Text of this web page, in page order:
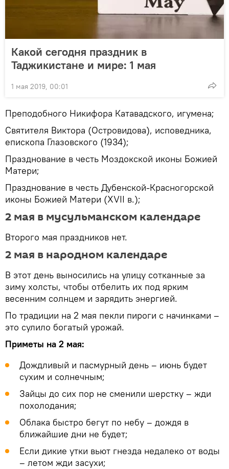
Какой сегодня праздник в
Таджикистане и мире: 1 мая
1 мая 2019, 00:01
Преподобного Никифора Катавадского, игумена;
Святителя Виктора (Островидова), исповедника,
епископа Глазовского (1934);
Празднование в честь Моздокской иконы Божией
Матери;
Празднование в честь Дубенской-Красногорской
иконы Божией Матери (XVII в.);
2 мая в мусульманском календаре
Второго мая праздников нет.
2 мая в народном календаре
В этот день выносились на улицу сотканные за
зиму холсты, чтобы отбелить их под ярким
весенним солнцем и зарядить энергией.
По традиции на 2 мая пекли пироги с начинками –
это сулило богатый урожай.
Приметы на 2 мая:
Дождливый и пасмурный день – июнь будет
сухим и солнечным;
Зайцы до сих пор не сменили шерстку – жди
похолодания;
Облака быстро бегут по небу – дождя в
ближайшие дни не будет;
Если дикие утки вьют гнезда недалеко от воды
– летом жди засухи;